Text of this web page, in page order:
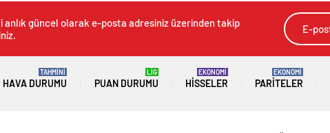
anlık güncel olarak e-posta adresiniz üzerinden takip
HAVA DURUMU
TAHMİNİ
PUAN DURUMU
LİG
HISSELER
EKONOMİ
PARITELER
EKONOMİ